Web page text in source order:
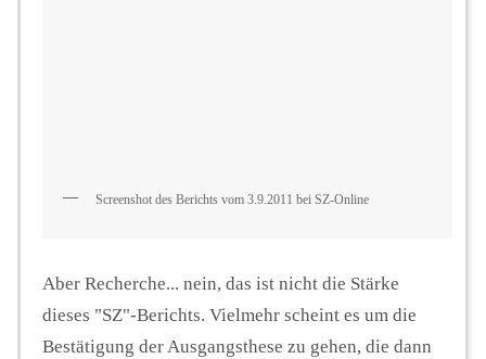
Screenshot des Berichts vom 3.9.2011 bei SZ-Online
Aber Recherche... nein, das ist nicht die Stärke
dieses "SZ"-Berichts. Vielmehr scheint es um die
Bestätigung der Ausgangsthese zu gehen, die dann